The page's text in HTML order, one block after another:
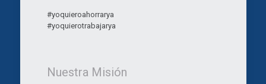
#yoquieroahorrarya
#yoquierotrabajarya
Nuestra Misión